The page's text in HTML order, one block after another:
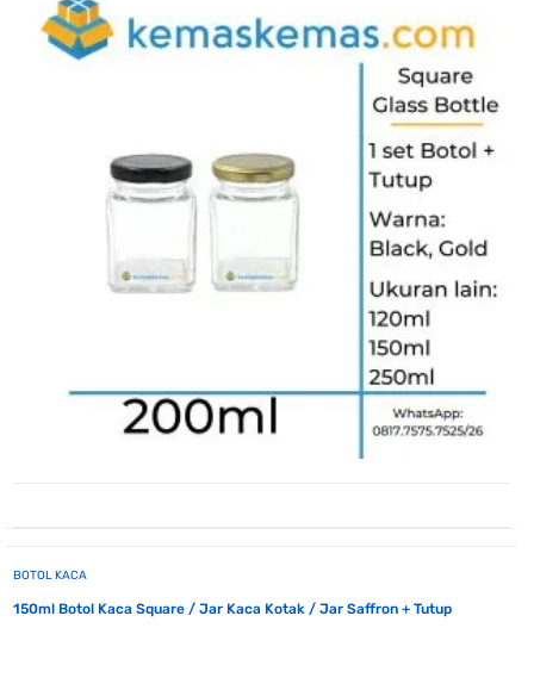
BOTOL KACA
150ml Botol Kaca Square / Jar Kaca Kotak / Jar Saffron + Tutup